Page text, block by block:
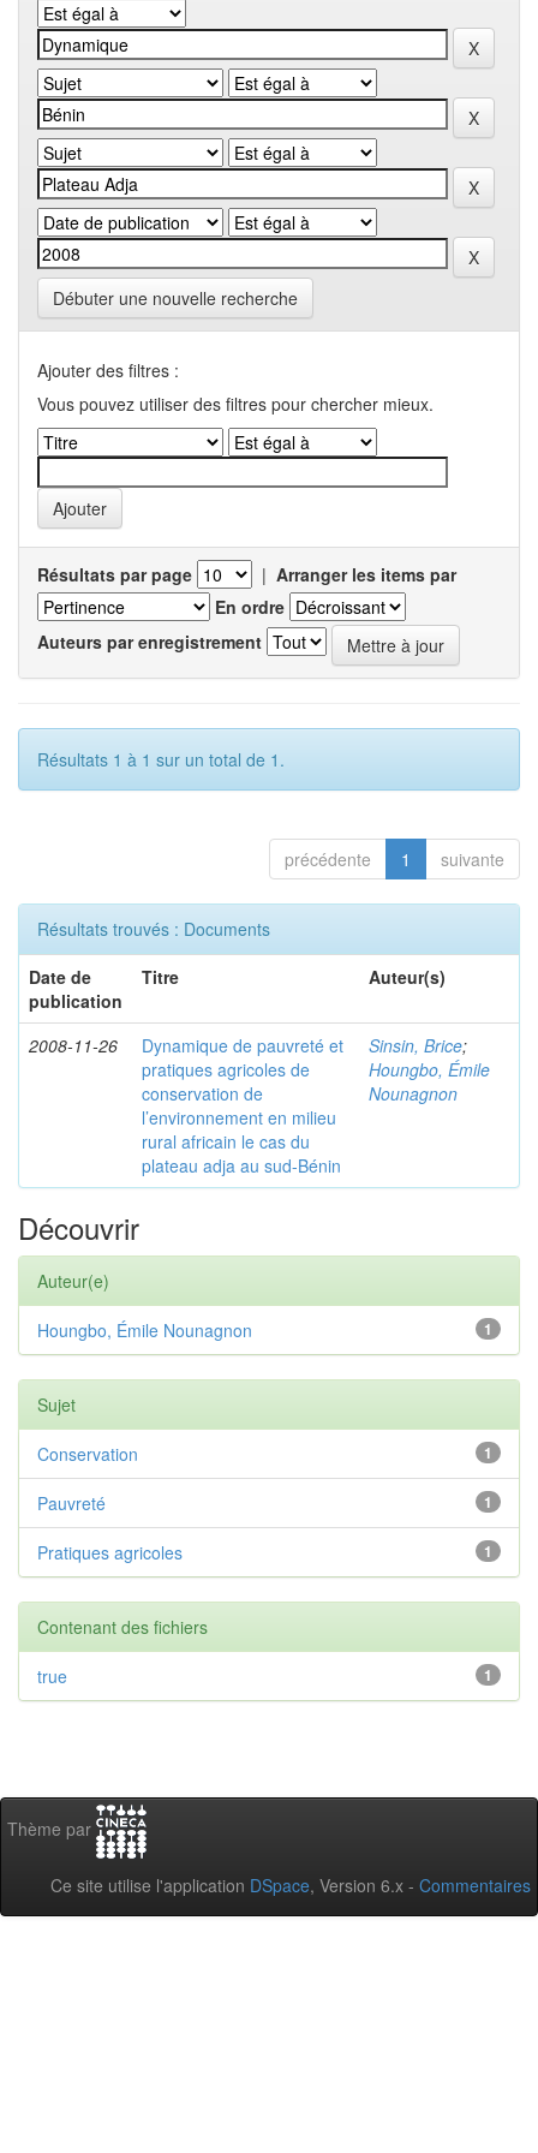
Débuter une nouvelle recherche
Ajouter des filtres :
Vous pouvez utiliser des filtres pour chercher mieux.
Résultats par page | Arranger les items par
En ordre
Auteurs par enregistrement
Résultats 1 à 1 sur un total de 1.
précédente 1 suivante
Résultats trouvés : Documents
Date de
publication
Titre Auteur(s)
2008-11-26
Dynamique de pauvreté et
pratiques agricoles de
conservation de
l’environnement en milieu
rural africain le cas du
plateau adja au sud-Bénin
Sinsin, Brice;
Houngbo, Émile
Nounagnon
Découvrir
Auteur(e)
1
Houngbo, Émile Nounagnon
Sujet
1
Conservation
1
Pauvreté
1
Pratiques agricoles
Contenant des fichiers
1
true
Thème par
Ce site utilise l'application DSpace, Version 6.x - Commentaires